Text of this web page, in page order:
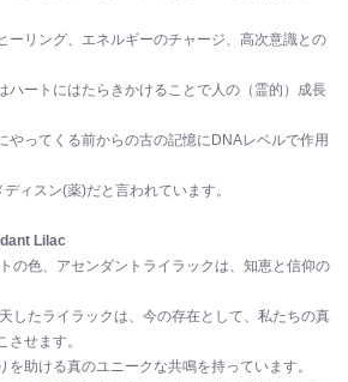
ーリング、エネルギーのチャージ、高次意識との
ハートにはたらきかけることで人の（霊的）成長
やってくる前からの古の記憶にDNAレベルで作用
ィスン(薬)だと言われています。
Lilac
の色、アセンダントライラックは、知恵と信仰の
したライラックは、今の存在として、私たちの真
せます。
助ける真のユニークな共鳴を持っています。